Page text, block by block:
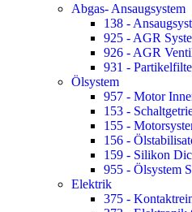
Abgas- Ansaugsystem
138 -
925 - AGR
926 - AGR
931 -
Ölsystem
957 - Motor
153 -
155 -
156 -
159 - Silikon
955 - Ölsystem
Elektrik
375 -